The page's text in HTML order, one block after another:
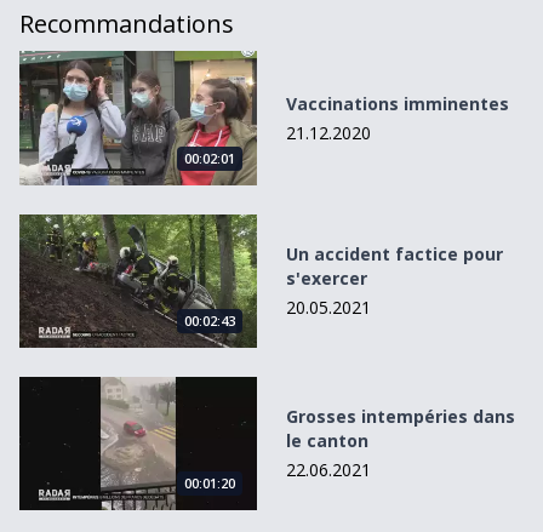
Recommandations
Vaccinations imminentes
00:02:01
Vaccinations imminentes
21.12.2020
Un accident factice pour s&#039;exercer
00:02:43
Un accident factice pour
s'exercer
20.05.2021
Grosses intempéries dans le canton
00:01:20
Grosses intempéries dans
le canton
22.06.2021